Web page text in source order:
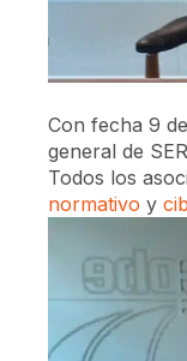
Con fecha 9
general de
Todos los
normativo y